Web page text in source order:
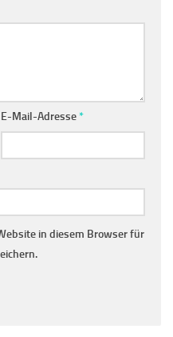
E-Mail-Adresse*
in diesem Browser für